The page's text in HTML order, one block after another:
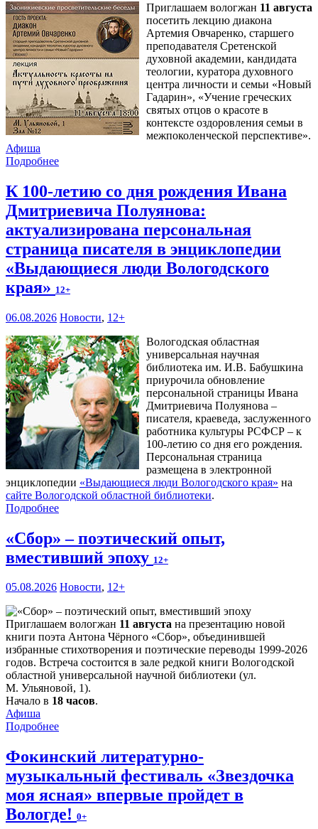
Приглашаем вологжан 11 августа
посетить лекцию диакона
Артемия Овчаренко, старшего
преподавателя Сретенской
духовной академии, кандидата
теологии, куратора духовного
центра личности и семьи «Новый
Гадарин», «Учение греческих
святых отцов о красоте в
контексте оздоровления семьи в
межпоколенческой перспективе».
Афиша
Подробнее
К 100-летию со дня рождения Ивана
Дмитриевича Полуянова:
актуализирована персональная
страница писателя в энциклопедии
«Выдающиеся люди Вологодского
края» 12+
06.08.2026 Новости, 12+
Вологодская областная
универсальная научная
библиотека им. И.В. Бабушкина
приурочила обновление
персональной страницы Ивана
Дмитриевича Полуянова –
писателя, краеведа, заслуженного
работника культуры РСФСР – к
100‑летию со дня его рождения.
Персональная страница
размещена в электронной
энциклопедии «Выдающиеся люди Вологодского края» на
сайте Вологодской областной библиотеки.
Подробнее
«Сбор» – поэтический опыт,
вместивший эпоху 12+
05.08.2026 Новости, 12+
Приглашаем вологжан 11 августа на презентацию новой
книги поэта Антона Чёрного «Сбор», объединившей
избранные стихотворения и поэтические переводы 1999-2026
годов. Встреча состоится в зале редкой книги Вологодской
областной универсальной научной библиотеки (ул.
М. Ульяновой, 1).
Начало в 18 часов.
Афиша
Подробнее
Фокинский литературно-
музыкальный фестиваль «Звездочка
моя ясная» впервые пройдет в
Вологде! 0+